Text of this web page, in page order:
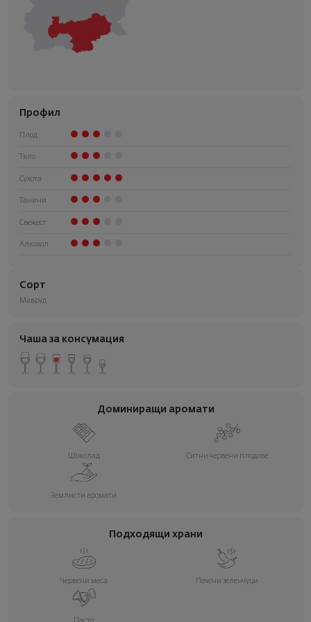
Профил
Плод
Тяло
Сухота
Танини
Свежест
Алкохол
Сорт
Мавруд
Чаша за консумация
Доминиращи аромати
Шоколад Ситни червени плодове
Землисти аромати
Подходящи храни
Червени меса Печени зеленчуци
Паста